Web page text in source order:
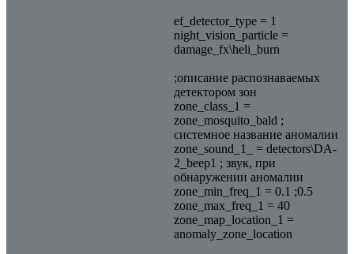
ef_detector_type = 1
night_vision_particle =
damage_fx\heli_burn
;описание распознаваемых
детектором зон
zone_class_1 =
zone_mosquito_bald ;
системное название аномалии
zone_sound_1_ = detectors\DA-
2_beep1 ; звук, при
обнаружении аномалии
zone_min_freq_1 = 0.1 ;0.5
zone_max_freq_1 = 40
zone_map_location_1 =
anomaly_zone_location